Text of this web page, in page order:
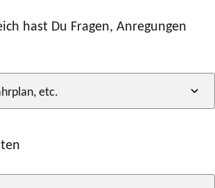
hast Du Fragen, Anregungen